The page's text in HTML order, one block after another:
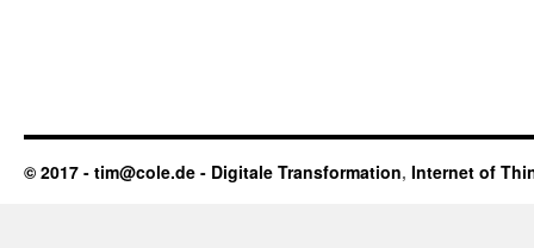
© 2017 - tim@cole.de - Digitale Transformation, Internet of